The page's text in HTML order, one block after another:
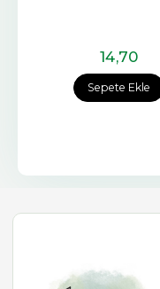
Sepete Ekle
14,70